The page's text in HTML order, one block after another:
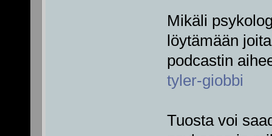
Mikäli
löytämään
podcastin
tyler-giobbi
Tuosta voi